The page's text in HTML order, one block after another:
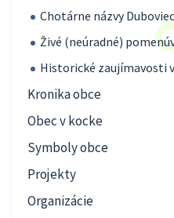
Chotárne názvy Duboviec
Živé (neúradné)
Historické zaujímavosti
Kronika obce
Obec v kocke
Symboly obce
Projekty
Organizácie